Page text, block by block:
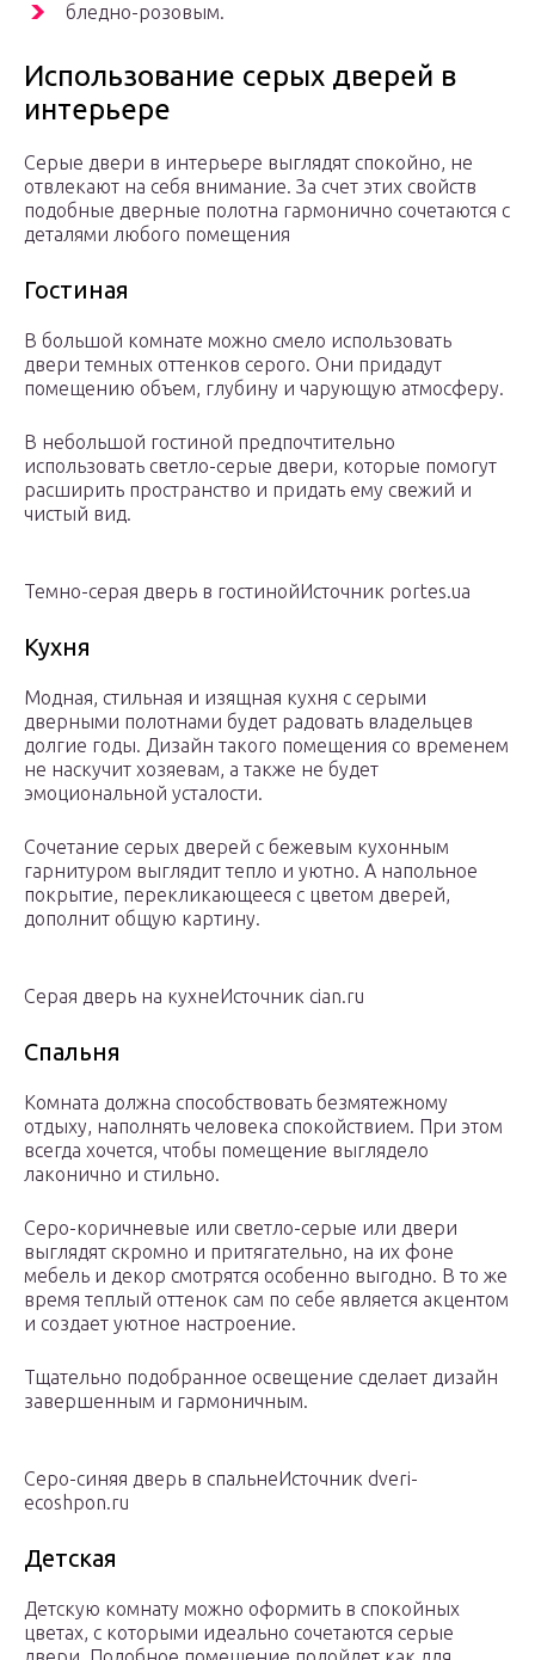
бледно-розовым.
Использование серых дверей в
интерьере
Серые двери в интерьере выглядят спокойно, не
отвлекают на себя внимание. За счет этих свойств
подобные дверные полотна гармонично сочетаются с
деталями любого помещения
Гостиная
В большой комнате можно смело использовать
двери темных оттенков серого. Они придадут
помещению объем, глубину и чарующую атмосферу.
В небольшой гостиной предпочтительно
использовать светло-серые двери, которые помогут
расширить пространство и придать ему свежий и
чистый вид.
Темно-серая дверь в гостинойИсточник portes.ua
Кухня
Модная, стильная и изящная кухня с серыми
дверными полотнами будет радовать владельцев
долгие годы. Дизайн такого помещения со временем
не наскучит хозяевам, а также не будет
эмоциональной усталости.
Сочетание серых дверей с бежевым кухонным
гарнитуром выглядит тепло и уютно. А напольное
покрытие, перекликающееся с цветом дверей,
дополнит общую картину.
Серая дверь на кухнеИсточник cian.ru
Спальня
Комната должна способствовать безмятежному
отдыху, наполнять человека спокойствием. При этом
всегда хочется, чтобы помещение выглядело
лаконично и стильно.
Серо-коричневые или светло-серые или двери
выглядят скромно и притягательно, на их фоне
мебель и декор смотрятся особенно выгодно. В то же
время теплый оттенок сам по себе является акцентом
и создает уютное настроение.
Тщательно подобранное освещение сделает дизайн
завершенным и гармоничным.
Серо-синяя дверь в спальнеИсточник dveri-
ecoshpon.ru
Детская
Детскую комнату можно оформить в спокойных
цветах, с которыми идеально сочетаются серые